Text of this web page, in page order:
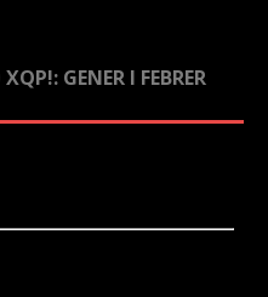
GENER I FEBRER